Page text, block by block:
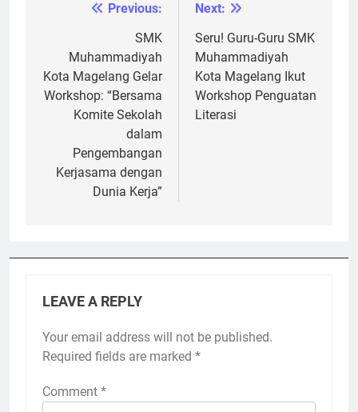
Previous:
SMK
Muhammadiyah
Kota Magelang Gelar
Workshop: “Bersama
Komite Sekolah
dalam
Pengembangan
Kerjasama dengan
Dunia Kerja”
Next:
Seru! Guru-Guru SMK
Muhammadiyah
Kota Magelang Ikut
Workshop Penguatan
Literasi
LEAVE A REPLY
Your email address will not be published.
Required fields are marked *
Comment *